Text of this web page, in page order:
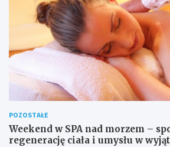
POZOSTAŁE
Weekend w SPA nad morzem –
regenerację ciała i umysłu w